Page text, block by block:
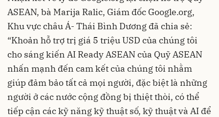
ASEAN, bà Marija Ralic, Giám đốc Google.org,
Khu vực châu Á- Thái Bình Dương đã chia sẻ:
“Khoản hỗ trợ trị giá 5 triệu USD của chúng tôi
cho sáng kiến ​​AI Ready ASEAN của Quỹ ASEAN
nhấn mạnh đến cam kết của chúng tôi nhằm
giúp đảm bảo tất cả mọi người, đặc biệt là những
người ở các nước cộng đồng bị thiệt thòi, có thể
tiếp cận các kỹ năng kỹ thuật số, kỹ thuật và AI để